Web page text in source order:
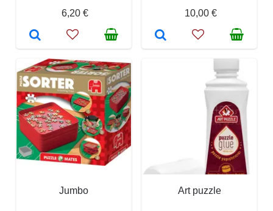
6,20 €
10,00 €
Jumbo Art puzzle